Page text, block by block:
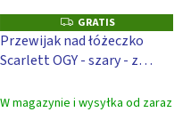
G
R
A
T
GRATIS
Przewijak nad łóżeczko
Scarlett OGY - szary - z
Perła - biały
W magazynie i wysyłka od zaraz